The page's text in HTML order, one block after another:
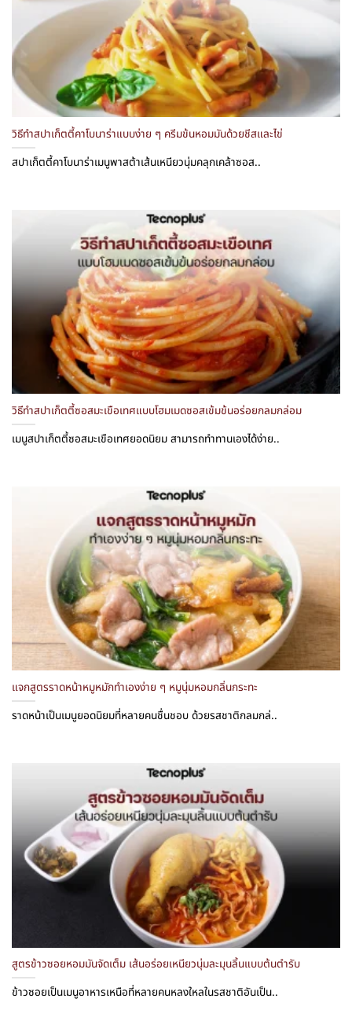
วิธีทำสปาเก็ตตี้คาโบนาร่าแบบง่าย ๆ ครีมข้นหอมมันด้วยชีสและไข่
สปาเก็ตตี้คาโบนาร่าเมนูพาสต้าเส้นเหนียวนุ่มคลุกเคล้าซอส..
วิธีทำสปาเก็ตตี้ซอสมะเขือเทศแบบโฮมเมดซอสเข้มข้นอร่อยกลมกล่อม
เมนูสปาเก็ตตี้ซอสมะเขือเทศยอดนิยม สามารถทำทานเองได้ง่าย..
แจกสูตรราดหน้าหมูหมักทำเองง่าย ๆ หมูนุ่มหอมกลิ่นกระทะ
ราดหน้าเป็นเมนูยอดนิยมที่หลายคนชื่นชอบ ด้วยรสชาติกลมกล่..
สูตรข้าวซอยหอมมันจัดเต็ม เส้นอร่อยเหนียวนุ่มละมุนลิ้นแบบต้นตำรับ
ข้าวซอยเป็นเมนูอาหารเหนือที่หลายคนหลงใหลในรสชาติอันเป็น..